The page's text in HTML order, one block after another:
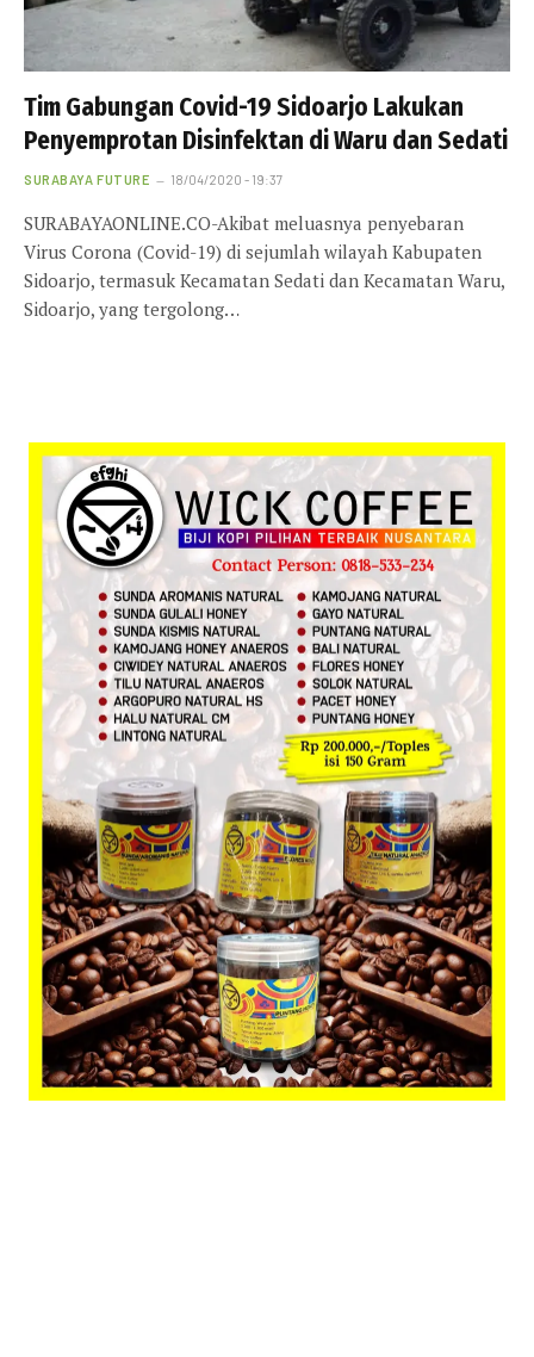
Tim Gabungan Covid-19 Sidoarjo Lakukan
Penyemprotan Disinfektan di Waru dan Sedati
SURABAYA FUTURE 18/04/2020 - 19:37
SURABAYAONLINE.CO-Akibat meluasnya penyebaran
Virus Corona (Covid-19) di sejumlah wilayah Kabupaten
Sidoarjo, termasuk Kecamatan Sedati dan Kecamatan Waru,
Sidoarjo, yang tergolong…